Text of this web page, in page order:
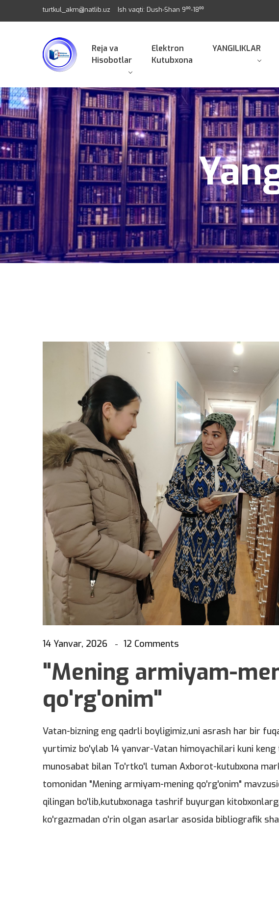
turtkul_akm@natlib.uz Ish vaqti: Dush-Shan 9⁰⁰-18⁰⁰
Reja va
Hisobotlar
Elektron
Kutubxona
YANGILIKLAR
14 Yanvar, 2026 12 Comments
"Mening armiyam-
qo'rg'onim"
Vatan-bizning eng qadrli boyligimiz,uni asrash har bir
yurtimiz bo'ylab 14 yanvar-Vatan himoyachilari kuni
munosabat bilan To'rtko'l tuman Axborot-kutubxona
tomonidan "Mening armiyam-mening qo'rg'onim"
qilingan bo'lib,kutubxonaga tashrif buyurgan
ko'rgazmadan o'rin olgan asarlar asosida bibliografik